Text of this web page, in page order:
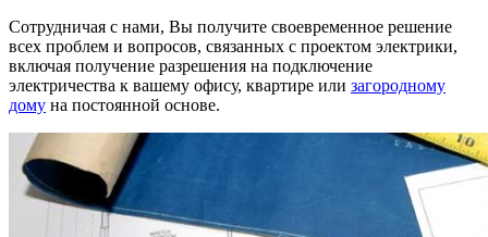
Сотрудничая с нами, Вы получите своевременное решение
всех проблем и вопросов, связанных с проектом электрики,
включая получение разрешения на подключение
электричества к вашему офису, квартире или загородному
дому на постоянной основе.